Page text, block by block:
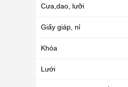
Cưa,dao, lưỡi
Giấy giáp, nỉ
Khóa
Lưới